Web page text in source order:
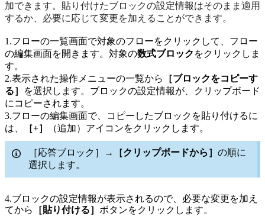
加できます。貼り付けたブロックの設定情報はそのまま適用
するか、必要に応じて変更を加えることができます。
1.フローの一覧画面で対象のフローをクリックして、フロー
の編集画面を開きます。対象の数式ブロック をクリックしま
す。
2.表示された操作メニューの一覧から
［ブロックをコピーす
る］
を選択します。ブロックの設定情報が、クリップボード
にコピーされます。
3.フローの編集画面で、コピーしたブロックを貼り付けるに
は、
［+］ （追加）アイコンをクリックします。
［応答ブロック］→ ［クリップボードから］ の順に
選択します。
4.ブロックの設定情報が表示されるので、必要な変更を加え
てから
［貼り付ける］ ボタンをクリックします。